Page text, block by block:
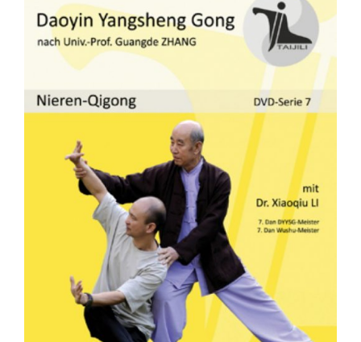
Fachbücher
Poster, Karten, Medien
Sonstiges